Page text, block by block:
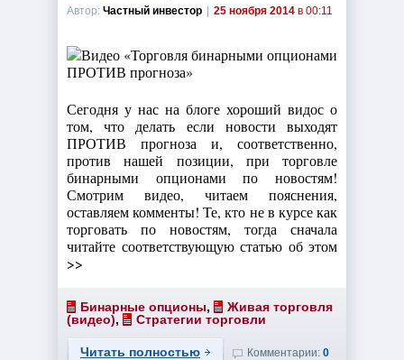
Автор: Частный инвестор 25 ноября 2014 в 00:11
Сегодня у нас на блоге хороший видос о
том, что делать если новости выходят
ПРОТИВ прогноза и, соответственно,
против нашей позиции, при торговле
бинарными опционами по новостям!
Смотрим видео, читаем пояснения,
оставляем комменты! Те, кто не в курсе как
торговать по новостям, тогда сначала
читайте соответствующую статью об этом
>>
Бинарные опционы,
Живая торговля
(видео), Стратегии торговли
Читать полностью Комментарии: 0